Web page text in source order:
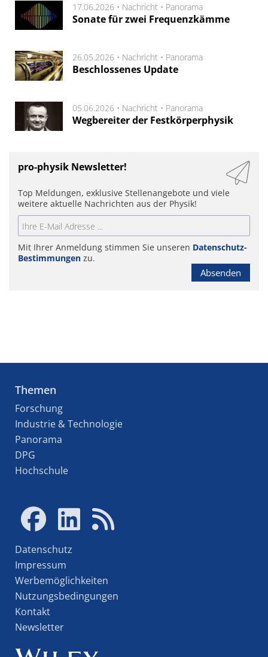
17.06.2026 • Nachricht • Panorama
Sonate für zwei Frequenzkämme
26.05.2026 • Nachricht • Panorama
Beschlossenes Update
05.06.2026 • Nachricht • Panorama
Wegbereiter der Festkörperphysik
pro-physik Newsletter!
Top Meldungen, exklusive Stellenangebote und viele
weitere aktuelle Nachrichten aus der Physik!
Mit Ihrer Anmeldung stimmen Sie unseren Datenschutz-
Bestimmungen zu.
Absenden
Themen
Forschung
Industrie & Technologie
Panorama
DPG
Hochschule
Datenschutz
Impressum
Werbemöglichkeiten
Nutzungsbedingungen
Kontakt
Newsletter